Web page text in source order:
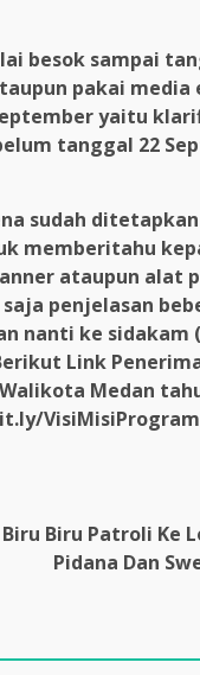
besok sampai
pakai
yaitu
tanggal 22
sudah
memberitahu
ataupun alat
penjelasan
nanti ke sidakam
Link
Medan
Biru Patroli Ke
Pidana Dan